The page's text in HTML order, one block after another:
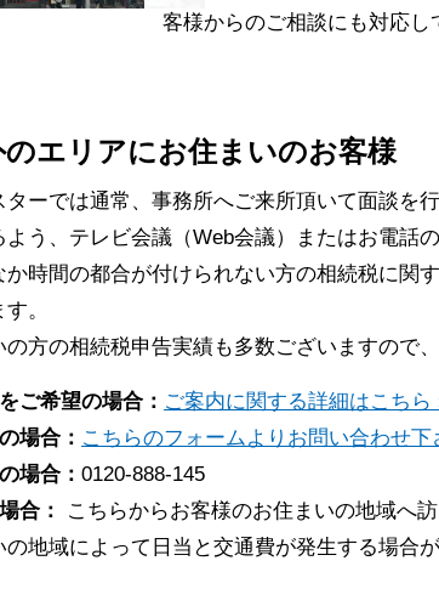
客様からのご相談にも対応し
エリアにお住まいのお客様
ーでは通常、事務所へご来所頂いて面談を
う、テレビ会議（Web会議）またはお電話
時間の都合が付けられない方の相続税に関
。
方の相続税申告実績も多数ございますので
ご希望の場合： ご案内に関する詳細はこちら
場合： こちらのフォームよりお問い合わせ下
場合： 0120-888-145
合：
こちらからお客様のお住まいの地域へ
地域によって日当と交通費が発生する場合